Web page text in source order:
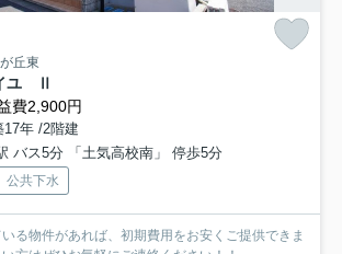
丘東
ユ Ⅱ
費2,900円
年 /2階建
バス5分 「土気高校南」 停歩5分
公共下水
る物件があれば、初期費用をお安くご提供できま